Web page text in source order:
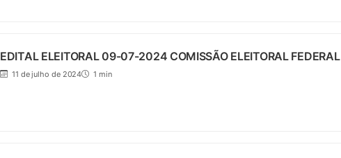
EDITAL ELEITORAL 09-07-2024 COMISSÃO ELEITORAL FEDERAL
11 de julho de 2024 1 min